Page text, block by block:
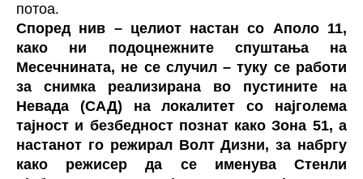
потоа.
Според нив – целиот настан со Аполо 11,
како ни подоцнежните спуштања на
Месечнината, не се случил – туку се работи
за снимка реализирана во пустините на
Невада (САД) на локалитет со најголема
тајност и безбедност познат како Зона 51, а
настанот го режирал Волт Дизни, за набргу
како режисер да се именува Стенли